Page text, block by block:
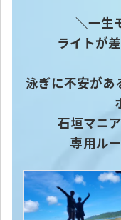
＼一生
ライトが
泳ぎに不安があ
石垣マニ
専用ル